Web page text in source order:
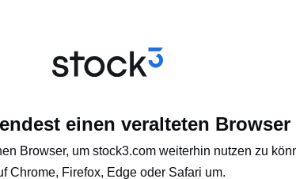
einen veralteten Browser
Browser, um stock3.com weiterhin nutzen zu
Chrome, Firefox, Edge oder Safari um.